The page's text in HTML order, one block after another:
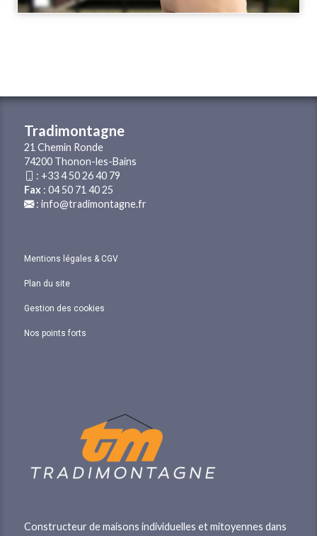
Tradimontagne
21 Chemin Ronde
74200 Thonon-les-Bains
: +33 4 50 26 40 79
Fax : 04 50 71 40 25
: info@tradimontagne.fr
Mentions légales & CGV
Plan du site
Gestion des cookies
Nos points forts
Constructeur de maisons individuelles et mitoyennes dans